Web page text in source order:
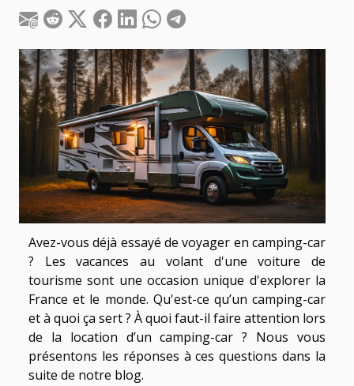
Avez-vous déjà essayé de voyager en camping-car
? Les vacances au volant d'une voiture de
tourisme sont une occasion unique d'explorer la
France et le monde. Qu'est-ce qu’un camping-car
et à quoi ça sert ? À quoi faut-il faire attention lors
de la location d’un camping-car ? Nous vous
présentons les réponses à ces questions dans la
suite de notre blog.